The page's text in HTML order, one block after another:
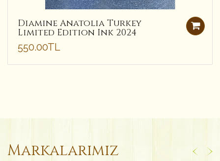
Diamine Anatolia Turkey
Limited Edition Ink 2024
550.00TL
Markalarımız